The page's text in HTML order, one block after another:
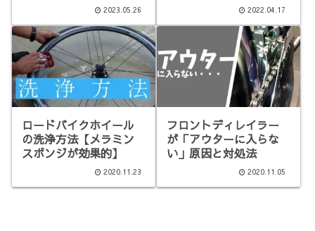
2023.05.26 2022.04.17
ロードバイクホイール
の洗浄方法【メラミン
スポンジが効果的】
2020.11.23
フロントディレイラー
が「アウターに入らな
い」原因と対処法
2020.11.05